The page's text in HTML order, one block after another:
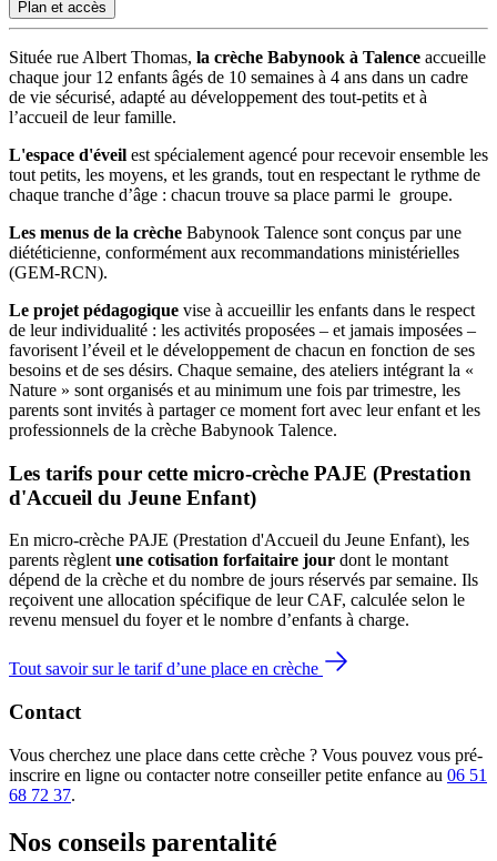
Plan et accès
Située rue Albert Thomas, la crèche Babynook à Talence accueille
chaque jour 12 enfants âgés de 10 semaines à 4 ans dans un cadre
de vie sécurisé, adapté au développement des tout-petits et à
l’accueil de leur famille.
L'espace d'éveil est spécialement agencé pour recevoir ensemble les
tout petits, les moyens, et les grands, tout en respectant le rythme de
chaque tranche d’âge : chacun trouve sa place parmi le groupe.
Les menus de la crèche Babynook Talence sont conçus par une
diététicienne, conformément aux recommandations ministérielles
(GEM-RCN).
Le projet pédagogique vise à accueillir les enfants dans le respect
de leur individualité : les activités proposées – et jamais imposées –
favorisent l’éveil et le développement de chacun en fonction de ses
besoins et de ses désirs. Chaque semaine, des ateliers intégrant la «
Nature » sont organisés et au minimum une fois par trimestre, les
parents sont invités à partager ce moment fort avec leur enfant et les
professionnels de la crèche Babynook Talence.
Les tarifs pour cette micro-crèche PAJE (Prestation
d'Accueil du Jeune Enfant)
En micro-crèche PAJE (Prestation d'Accueil du Jeune Enfant), les
parents règlent une cotisation forfaitaire jour dont le montant
dépend de la crèche et du nombre de jours réservés par semaine. Ils
reçoivent une allocation spécifique de leur CAF, calculée selon le
revenu mensuel du foyer et le nombre d’enfants à charge.
Tout savoir sur le tarif d’une place en crèche
Contact
Vous cherchez une place dans cette crèche ? Vous pouvez vous pré-
inscrire en ligne ou contacter notre conseiller petite enfance au 06 51
68 72 37.
Nos conseils parentalité